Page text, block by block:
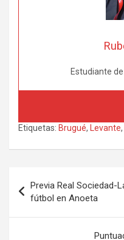
Estudiante
Etiquetas: Brugué, Levante,
de
entradas
Previa Real Sociedad-
fútbol en Anoeta